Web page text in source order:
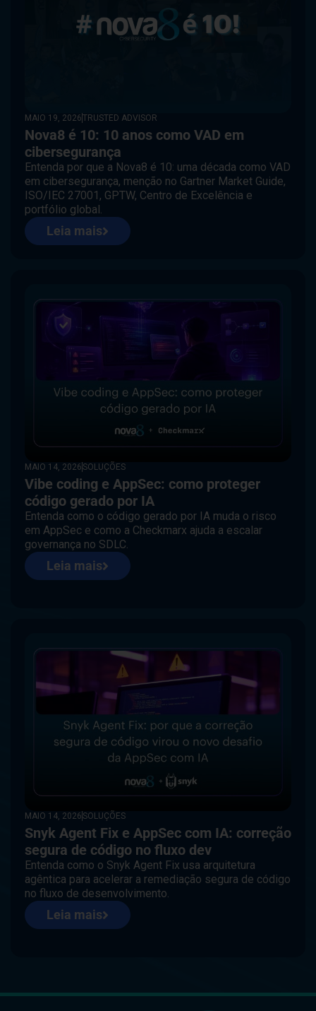
MAIO 19, 2026TRUSTED ADVISOR
Nova8 é 10: 10 anos como VAD em
cibersegurança
Entenda por que a Nova8 é 10: uma década como VAD
em cibersegurança, menção no Gartner Market Guide,
ISO/IEC 27001, GPTW, Centro de Excelência e
portfólio global.
Leia mais
MAIO 14, 2026 SOLUÇÕES
Vibe coding e AppSec: como proteger
código gerado por IA
Entenda como o código gerado por IA muda o risco
em AppSec e como a Checkmarx ajuda a escalar
governança no SDLC.
Leia mais
MAIO 14, 2026 SOLUÇÕES
Snyk Agent Fix e AppSec com IA: correção
segura de código no fluxo dev
Entenda como o Snyk Agent Fix usa arquitetura
agêntica para acelerar a remediação segura de código
no fluxo de desenvolvimento.
Leia mais